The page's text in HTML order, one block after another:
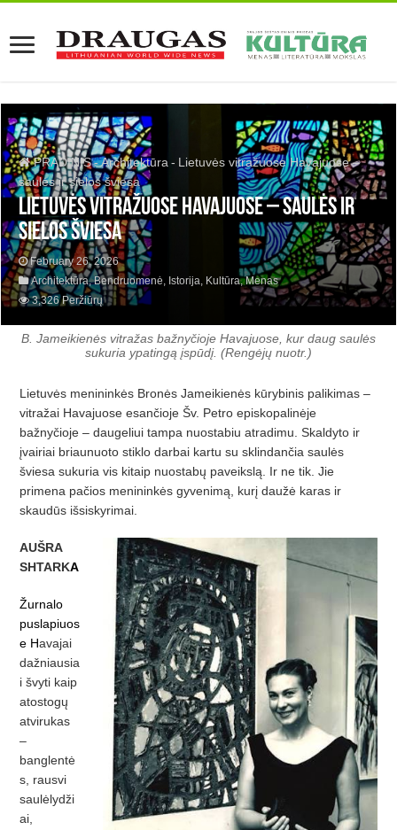
PRADINIS-Architektūra - Lietuvės vitražuose Havajuose –
saulės ir sielos šviesa
Lietuvės vitražuose Havajuose – saulės ir
sielos šviesa
February 26, 2026
Architektūra,Bendruomenė, Istorija, Kultūra,Menas
3,326 Peržiūrų
B. Jameikienės vitražas bažnyčioje Havajuose, kur daug saulės
sukuria ypatingą įspūdį. (Rengėjų nuotr.)
Lietuvės menininkės Bronės Jameikienės kūrybinis palikimas –
vitražai Havajuose esančioje Šv. Petro episkopalinėje
bažnyčioje – daugeliui tampa nuostabiu atradimu. Skaldyto ir
įvairiai briaunuoto stiklo darbai kartu su sklindančia saulės
šviesa sukuria vis kitaip nuostabų paveikslą. Ir ne tik. Jie
primena pačios menininkės gyvenimą, kurį daužė karas ir
skaudūs išsiskyrimai.
AUŠRA
SHTARKA
Žurnalo
puslapiuos
e Havajai
dažniausia
i švyti kaip
atostogų
atvirukas
–
banglentė
s, rausvi
saulėlydži
ai,